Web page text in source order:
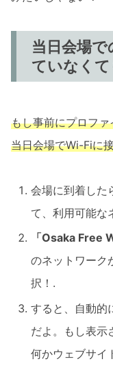
当日会場
ていなくて
もし事前にプロフ
当日会場でWi-Fiに
会場に到着した
て、利用可能な
「Osaka Free
のネットワーク
択！.
すると、自動的
だよ。もし表示
何かウェブサイ